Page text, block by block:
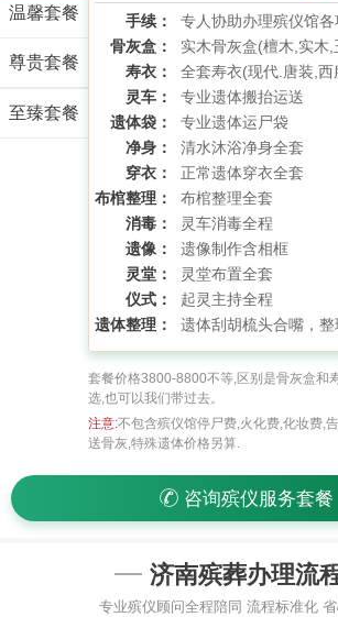
温馨套餐
尊贵套餐
至臻套餐
手续：
专人协助办理殡仪馆各
骨灰盒：
实木骨灰盒(檀木,实木,
寿衣：
全套寿衣(现代.唐装,西
灵车：
专业遗体搬抬运送
遗体袋：
专业遗体运尸袋
净身：
清水沐浴净身全套
穿衣：
正常遗体穿衣全套
布棺整理：
布棺整理全套
消毒：
灵车消毒全程
遗像：
遗像制作含相框
灵堂：
灵堂布置全套
仪式：
起灵主持全程
遗体整理：
遗体刮胡梳头合嘴，
套餐价格3800-8800不等,区别是骨灰盒和
选,也可以我们带过去。
注意:不包含殡仪馆停尸费,火化费,化妆费,
送骨灰,特殊遗体价格另算.
咨询殡仪服务套餐
济南殡葬办理流
专业殡仪顾问全程陪同 流程标准化